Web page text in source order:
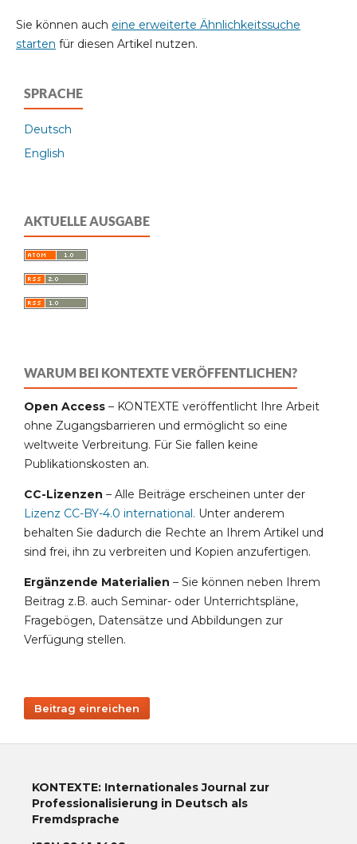
Sie können auch eine erweiterte Ähnlichkeitssuche
starten für diesen Artikel nutzen.
SPRACHE
Deutsch
English
AKTUELLE AUSGABE
WARUM BEI KONTEXTE VERÖFFENTLICHEN?
Open Access – KONTEXTE veröffentlicht Ihre Arbeit
ohne Zugangsbarrieren und ermöglicht so eine
weltweite Verbreitung. Für Sie fallen keine
Publikationskosten an.
CC-Lizenzen – Alle Beiträge erscheinen unter der
Lizenz CC-BY-4.0 international. Unter anderem
behalten Sie dadurch die Rechte an Ihrem Artikel und
sind frei, ihn zu verbreiten und Kopien anzufertigen.
Ergänzende Materialien – Sie können neben Ihrem
Beitrag z.B. auch Seminar- oder Unterrichtspläne,
Fragebögen, Datensätze und Abbildungen zur
Verfügung stellen.
Beitrag einreichen
KONTEXTE: Internationales Journal zur
Professionalisierung in Deutsch als
Fremdsprache